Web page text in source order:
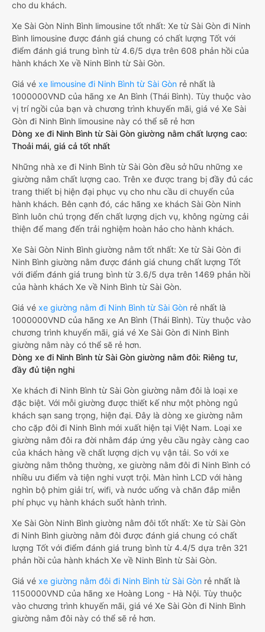
cho du khách.
Xe Sài Gòn Ninh Bình limousine tốt nhất: Xe từ Sài Gòn đi Ninh
Bình limousine được đánh giá chung có chất lượng Tốt với
điểm đánh giá trung bình từ 4.6/5 dựa trên 608 phản hồi của
hành khách Xe về Ninh Bình từ Sài Gòn.
Giá vé xe limousine đi Ninh Bình từ Sài Gòn rẻ nhất là
1000000VND của hãng xe An Bình (Thái Bình). Tùy thuộc vào
vị trí ngồi của bạn và chương trình khuyến mãi, giá vé Xe Sài
Gòn đi Ninh Bình limousine này có thể sẽ rẻ hơn
Dòng xe đi Ninh Bình từ Sài Gòn giường nằm chất lượng cao:
Thoải mái, giá cả tốt nhất
Những nhà xe đi Ninh Bình từ Sài Gòn đều sở hữu những xe
giường nằm chất lượng cao. Trên xe được trang bị đầy đủ các
trang thiết bị hiện đại phục vụ cho nhu cầu di chuyển của
hành khách. Bên cạnh đó, các hãng xe khách Sài Gòn Ninh
Bình luôn chú trọng đến chất lượng dịch vụ, không ngừng cải
thiện để mang đến trải nghiệm hoàn hảo cho hành khách.
Xe Sài Gòn Ninh Bình giường nằm tốt nhất: Xe từ Sài Gòn đi
Ninh Bình giường nằm được đánh giá chung chất lượng Tốt
với điểm đánh giá trung bình từ 3.6/5 dựa trên 1469 phản hồi
của hành khách Xe về Ninh Bình từ Sài Gòn.
Giá vé xe giường nằm đi Ninh Bình từ Sài Gòn rẻ nhất là
1000000VND của hãng xe An Bình (Thái Bình). Tùy thuộc vào
chương trình khuyến mãi, giá vé Xe Sài Gòn đi Ninh Bình
giường nằm này có thể sẽ rẻ hơn.
Dòng xe đi Ninh Bình từ Sài Gòn giường nằm đôi: Riêng tư,
đầy đủ tiện nghi
Xe khách đi Ninh Bình từ Sài Gòn giường nằm đôi là loại xe
đặc biệt. Với mỗi giường được thiết kế như một phòng ngủ
khách sạn sang trọng, hiện đại. Đây là dòng xe giường nằm
cho cặp đôi đi Ninh Bình mới xuất hiện tại Việt Nam. Loại xe
giường nằm đôi ra đời nhằm đáp ứng yêu cầu ngày càng cao
của khách hàng về chất lượng dịch vụ vận tải. So với xe
giường nằm thông thường, xe giường nằm đôi đi Ninh Bình có
nhiều ưu điểm và tiện nghi vượt trội. Màn hình LCD với hàng
nghìn bộ phim giải trí, wifi, và nước uống và chăn đắp miễn
phí phục vụ hành khách suốt hành trình.
Xe Sài Gòn Ninh Bình giường nằm đôi tốt nhất: Xe từ Sài Gòn
đi Ninh Bình giường nằm đôi được đánh giá chung có chất
lượng Tốt với điểm đánh giá trung bình từ 4.4/5 dựa trên 321
phản hồi của hành khách Xe về Ninh Bình từ Sài Gòn.
Giá vé xe giường nằm đôi đi Ninh Bình từ Sài Gòn rẻ nhất là
1150000VND của hãng xe Hoàng Long - Hà Nội. Tùy thuộc
vào chương trình khuyến mãi, giá vé Xe Sài Gòn đi Ninh Bình
giường nằm đôi này có thể sẽ rẻ hơn.